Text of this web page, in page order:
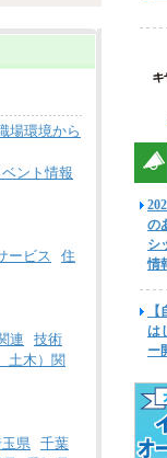
場環境から
ント情報
ービス
住
連
技術
土木）関
県 千葉
の
シ
情
は
ー